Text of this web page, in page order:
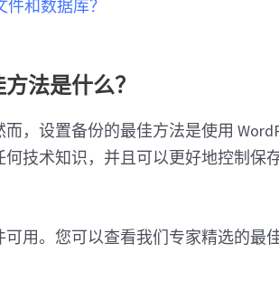
和数据库？
法是什么？
，设置备份的最佳方法是使用
技术知识，并且可以更好地控制保
可用。您可以查看我们专家精选的最